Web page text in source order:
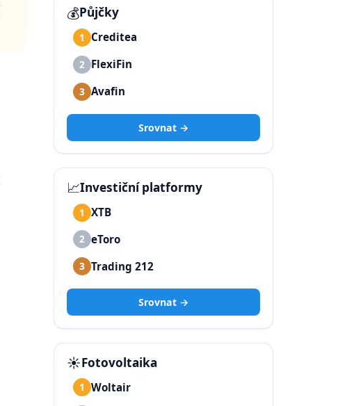
💰Půjčky
1 Creditea
2 FlexiFin
3 Avafin
Srovnat →
📈Investiční platformy
1 XTB
2 eToro
3 Trading 212
Srovnat →
☀️Fotovoltaika
1 Woltair